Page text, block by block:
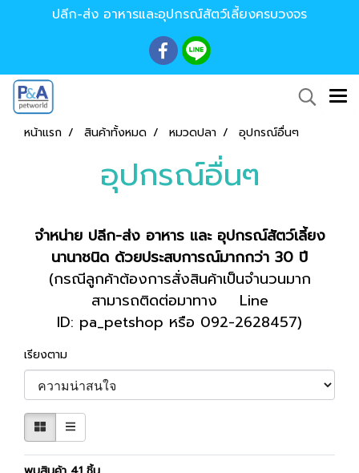
ปลีก-ส่ง อาหารและอุปกรณ์สัตว์เลี้ยงครบวงจร
หน้าแรก สินค้าทั้งหมด หมวดปลา อุปกรณ์อื่นๆ
อุปกรณ์อื่นๆ
จำหน่าย ปลีก-ส่ง อาหาร และ อุปกรณ์สัตว์เลี้ยง
นานาชนิด ด้วยประสบการณ์มากกว่า 30 ปี
(กรณีลูกค้าต้องการสั่งสินค้าเป็นจำนวนมาก
สามารถติดต่อมาทาง Line
ID: pa_petshop หรือ 092-2628457)
เรียงตาม